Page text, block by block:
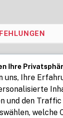
Business Trip
Professional
7, 2026
Ihre
uns, Ihre
und den Traffic
welche